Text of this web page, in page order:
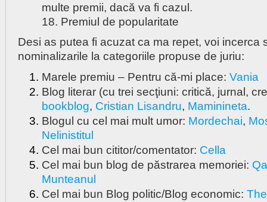
multe premii, dacă va fi cazul.
18. Premiul de popularitate
Desi as putea fi acuzat ca ma repet, voi incerca
nominalizarile la categoriile propuse de juriu:
Marele premiu – Pentru că-mi place: Vania
Blog literar (cu trei secţiuni: critică, jurnal,
bookblog, Cristian Lisandru, Maminineta.
Blogul cu cel mai mult umor: Mordechai,
Nelinistitul
Cel mai bun cititor/comentator: Cella
Cel mai bun blog de păstrarea memoriei:
Munteanul
Cel mai bun Blog politic/Blog economic: